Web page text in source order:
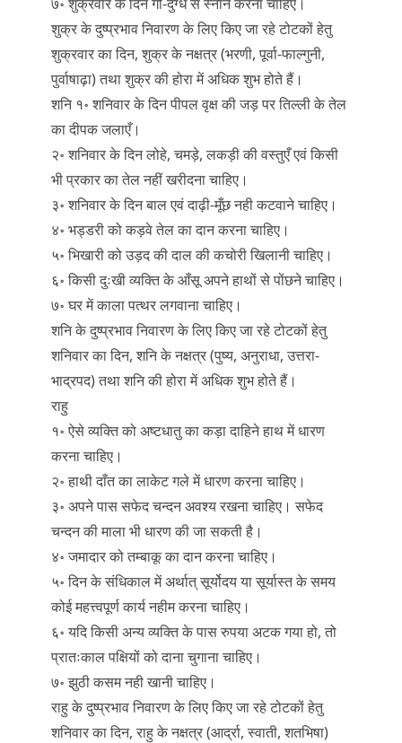
शुक्र के दुष्प्रभाव निवारण के लिए किए जा रहे टोटकों हेतु
शुक्रवार का दिन, शुक्र के नक्षत्र (भरणी, पूर्वा-फाल्गुनी,
पुर्वाषाढ़ा) तथा शुक्र की होरा में अधिक शुभ होते हैं।
शनि १॰ शनिवार के दिन पीपल वृक्ष की जड़ पर तिल्ली के तेल
का दीपक जलाएँ।
२॰ शनिवार के दिन लोहे, चमड़े, लकड़ी की वस्तुएँ एवं किसी
भी प्रकार का तेल नहीं खरीदना चाहिए।
३॰ शनिवार के दिन बाल एवं दाढ़ी-मूँछ नही कटवाने चाहिए।
४॰ भड्डरी को कड़वे तेल का दान करना चाहिए।
५॰ भिखारी को उड़द की दाल की कचोरी खिलानी चाहिए।
६॰ किसी दुःखी व्यक्ति के आँसू अपने हाथों से पोंछने चाहिए।
७॰ घर में काला पत्थर लगवाना चाहिए।
शनि के दुष्प्रभाव निवारण के लिए किए जा रहे टोटकों हेतु
शनिवार का दिन, शनि के नक्षत्र (पुष्य, अनुराधा, उत्तरा-
भाद्रपद) तथा शनि की होरा में अधिक शुभ होते हैं।
राहु
१॰ ऐसे व्यक्ति को अष्टधातु का कड़ा दाहिने हाथ में धारण
करना चाहिए।
२॰ हाथी दाँत का लाकेट गले में धारण करना चाहिए।
३॰ अपने पास सफेद चन्दन अवश्य रखना चाहिए। सफेद
चन्दन की माला भी धारण की जा सकती है।
४॰ जमादार को तम्बाकू का दान करना चाहिए।
५॰ दिन के संधिकाल में अर्थात् सूर्योदय या सूर्यास्त के समय
कोई महत्त्वपूर्ण कार्य नहीम करना चाहिए।
६॰ यदि किसी अन्य व्यक्ति के पास रुपया अटक गया हो, तो
प्रातःकाल पक्षियों को दाना चुगाना चाहिए।
७॰ झुठी कसम नही खानी चाहिए।
राहु के दुष्प्रभाव निवारण के लिए किए जा रहे टोटकों हेतु
शनिवार का दिन, राहु के नक्षत्र (आर्द्रा, स्वाती, शतभिषा)